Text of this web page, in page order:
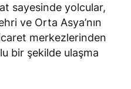
sayesinde yolcular,
ve Orta Asya’nın
merkezlerinden
bir şekilde ulaşma